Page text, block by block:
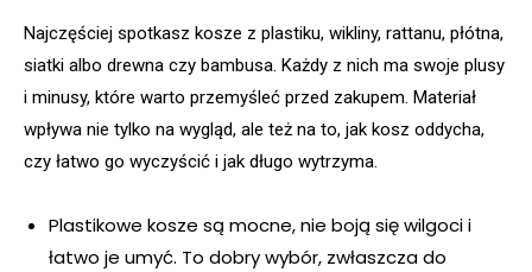
Najczęściej spotkasz kosze z plastiku, wikliny, rattanu, płótna,
siatki albo drewna czy bambusa. Każdy z nich ma swoje plusy
i minusy, które warto przemyśleć przed zakupem. Materiał
wpływa nie tylko na wygląd, ale też na to, jak kosz oddycha,
czy łatwo go wyczyścić i jak długo wytrzyma.
Plastikowe kosze są mocne, nie boją się wilgoci i
łatwo je umyć. To dobry wybór, zwłaszcza do